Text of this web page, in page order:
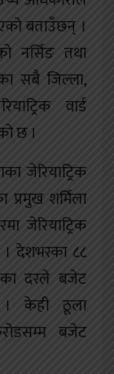
बताउँछन् ।
नर्सिङ तथा
सबै जिल्ला,
वार्ड
छ ।
जेरियाट्रिक
प्रमुख शर्मिला
जेरियाट्रिक
। देशभरका ८८
दरले बजेट
। केही ठूला
बजेट